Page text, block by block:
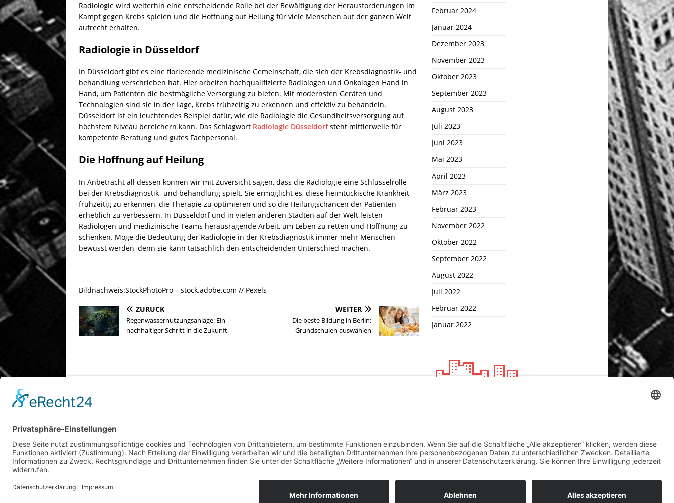
Radiologie wird weiterhin eine entscheidende Rolle bei der Bewältigung der Herausforderungen im
Kampf gegen Krebs spielen und die Hoffnung auf Heilung für viele Menschen auf der ganzen Welt
aufrecht erhalten.
Radiologie in Düsseldorf
In Düsseldorf gibt es eine florierende medizinische Gemeinschaft, die sich der Krebsdiagnostik- und
behandlung verschrieben hat. Hier arbeiten hochqualifizierte Radiologen und Onkologen Hand in
Hand, um Patienten die bestmögliche Versorgung zu bieten. Mit modernsten Geräten und
Technologien sind sie in der Lage, Krebs frühzeitig zu erkennen und effektiv zu behandeln.
Düsseldorf ist ein leuchtendes Beispiel dafür, wie die Radiologie die Gesundheitsversorgung auf
höchstem Niveau bereichern kann. Das Schlagwort Radiologie Düsseldorfsteht mittlerweile für
kompetente Beratung und gutes Fachpersonal.
Die Hoffnung auf Heilung
In Anbetracht all dessen können wir mit Zuversicht sagen, dass die Radiologie eine Schlüsselrolle
bei der Krebsdiagnostik- und behandlung spielt. Sie ermöglicht es, diese heimtückische Krankheit
frühzeitig zu erkennen, die Therapie zu optimieren und so die Heilungschancen der Patienten
erheblich zu verbessern. In Düsseldorf und in vielen anderen Städten auf der Welt leisten
Radiologen und medizinische Teams herausragende Arbeit, um Leben zu retten und Hoffnung zu
schenken. Möge die Bedeutung der Radiologie in der Krebsdiagnostik immer mehr Menschen
bewusst werden, denn sie kann tatsächlich den entscheidenden Unterschied machen.
Bildnachweis:StockPhotoPro – stock.adobe.com // Pexels
ZURÜCK
Regenwassernutzungsanlage: Ein
nachhaltiger Schritt in die Zukunft
WEITER
Die beste Bildung in Berlin:
Grundschulen auswählen
Februar 2024
Januar 2024
Dezember 2023
November 2023
Oktober 2023
September 2023
August 2023
Juli 2023
Juni 2023
Mai 2023
April 2023
März 2023
Februar 2023
November 2022
Oktober 2022
September 2022
August 2022
Juli 2022
Februar 2022
Januar 2022
Impressum